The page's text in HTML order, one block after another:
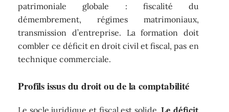
patrimoniale globale : fiscalité du
démembrement, régimes matrimoniaux,
transmission d’entreprise. La formation doit
combler ce déficit en droit civil et fiscal, pas en
technique commerciale.
Profils issus du droit ou de la comptabilité